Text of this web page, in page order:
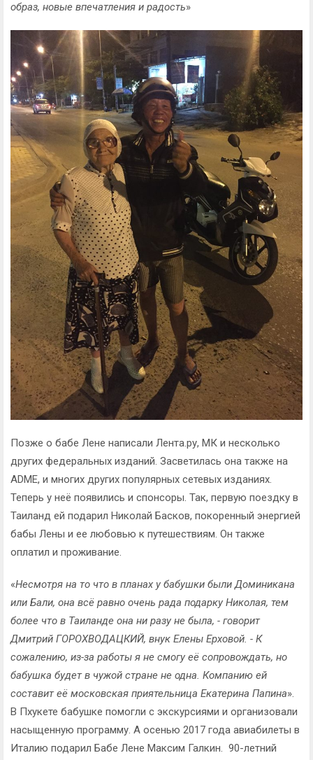
образ, новые впечатления и радость»
Позже о бабе Лене написали Лента.ру, МК и несколько
других федеральных изданий. Засветилась она также на
ADME, и многих других популярных сетевых изданиях.
Теперь у неё появились и спонсоры. Так, первую поездку в
Таиланд ей подарил Николай Басков, покоренный энергией
бабы Лены и ее любовью к путешествиям. Он также
оплатил и проживание.
«Несмотря на то что в планах у бабушки были Доминикана
или Бали, она всё равно очень рада подарку Николая, тем
более что в Таиланде она ни разу не была, - говорит
Дмитрий ГОРОХВОДАЦКИЙ, внук Елены Ерховой. - К
сожалению, из-за работы я не смогу её сопровождать, но
бабушка будет в чужой стране не одна. Компанию ей
составит её московская приятельница Екатерина Папина».
В Пхукете бабушке помогли с экскурсиями и организовали
насыщенную программу. А осенью 2017 года авиабилеты в
Италию подарил Бабе Лене Максим Галкин. 90-летний